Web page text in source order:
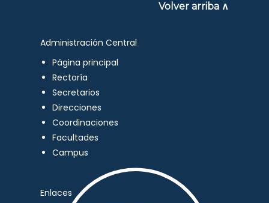
Volver arriba ∧
Administración Central
Página principal
Rectoría
Secretarios
Direcciones
Coordinaciones
Facultades
Campus
Enlaces